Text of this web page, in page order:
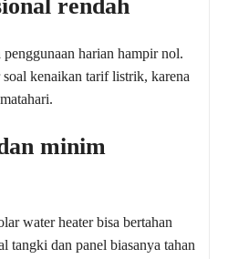
rendah
penggunaan harian hampir nol.
kenaikan tarif listrik, karena
minim
water heater bisa bertahan
tangki dan panel biasanya tahan